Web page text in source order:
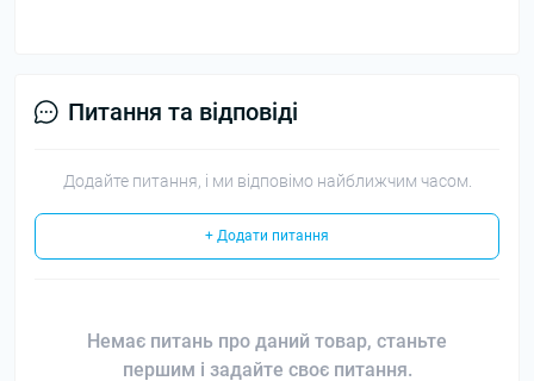
Питання та відповіді
Додайте питання, і ми відповімо найближчим часом.
+ Додати питання
Немає питань про даний товар, станьте
першим і задайте своє питання.